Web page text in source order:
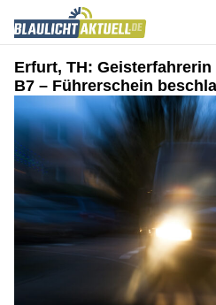
Erfurt, TH:
B7 – Führerschein